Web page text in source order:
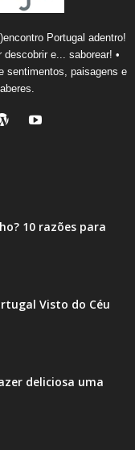
Portugal adentro!
e... saborear! •
sentimentos, paisagens e
10 razões para
Visto do Céu
deliciosa uma